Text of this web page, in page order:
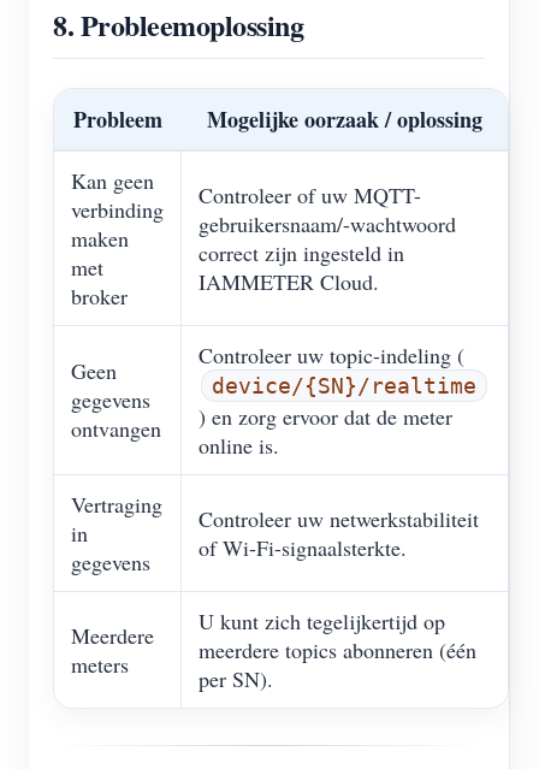
8. Probleemoplossing
Probleem Mogelijke oorzaak / oplossing
Kan geen
verbinding
maken
met
broker
Controleer of uw MQTT-
gebruikersnaam/-wachtwoord
correct zijn ingesteld in
IAMMETER Cloud.
Geen
gegevens
ontvangen
Controleer uw topic-indeling (
device/{SN}/realtime
) en zorg ervoor dat de meter
online is.
Vertraging
in
gegevens
Controleer uw netwerkstabiliteit
of Wi-Fi-signaalsterkte.
Meerdere
meters
U kunt zich tegelijkertijd op
meerdere topics abonneren (één
per SN).